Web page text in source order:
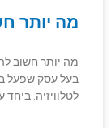
מה יותר
מה יותר חשוב
בעל עסק שפעל
לטלוויזיה.